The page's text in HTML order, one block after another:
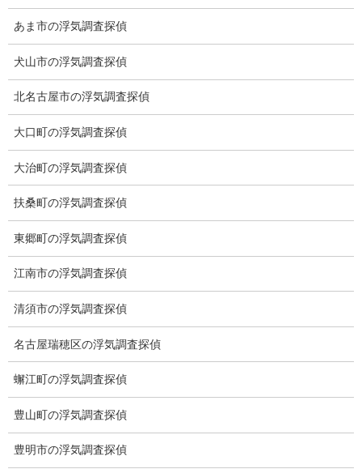
お願いいたします。
カテゴリー
ブログ (496)
お知らせ (1)
トップ
ワンストップサービス
アフターフォロー
ミライリサーチのお約束
当社のこだわり
あま市の浮気調査探偵
犬山市の浮気調査探偵
北名古屋市の浮気調査探偵
大口町の浮気調査探偵
大治町の浮気調査探偵
扶桑町の浮気調査探偵
東郷町の浮気調査探偵
江南市の浮気調査探偵
清須市の浮気調査探偵
名古屋瑞穂区の浮気調査探偵
蠏江町の浮気調査探偵
豊山町の浮気調査探偵
豊明市の浮気調査探偵